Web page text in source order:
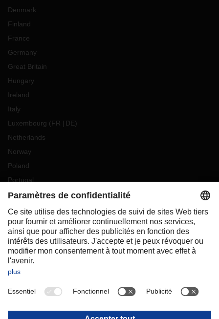
Denmark
Finland
France
Germany
Great Britain
Hungary
Ireland
Italy
Luxembourg (FR DE)
Netherlands
Norway
Poland
Portugal
Romania
Slovakia
Spain
Sweden
Switzerland(DE FR)
Turkey
OCEANIA